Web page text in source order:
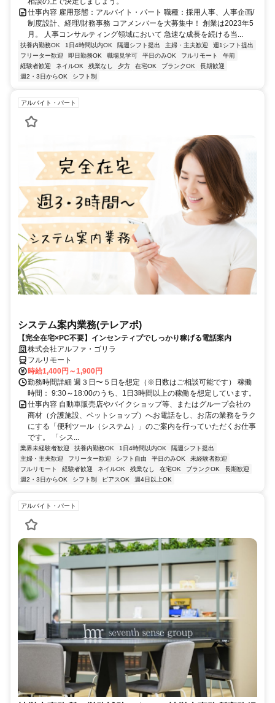
仕事内容 雇用形態：アルバイト・パート 職種：採用人事、人事企画/
制度設計、経理/財務事務 コアメンバーを大募集中！ 創業は2023年5
月。 人事コンサルティング領域において 急速な成長を続ける当...
扶養内勤務OK 1日4時間以内OK 隔週シフト提出 主婦・主夫歓迎
週1シフト提出
フリーター歓迎
即日勤務OK 職場見学可 平日のみOK フルリモート
午前
経験者歓迎
ネイルOK 残業なし 夕方 在宅OK ブランクOK
長期歓迎
週2・3日からOK
シフト制
アルバイト・パート
システム案内業務(テレアポ)
【完全在宅×PC不要】インセンティブでしっかり稼げる電話案内
株式会社アルファ・ゴリラ
フルリモート
時給1,400円～1,900円
勤務時間詳細 週３日〜５日を想定（※日数はご相談可能です） 稼働
時間： 9:30～18:00のうち、1日3時間以上の稼働を想定しています。
仕事内容 自動車販売店やバイクショップ等、またはグループ会社の
商材（介護施設、ペットショップ）へお電話をし、お店の業務をラク
にする「便利ツール（システム）」のご案内を行っていただくお仕事
です。 「シス...
業界未経験者歓迎 扶養内勤務OK 1日4時間以内OK
隔週シフト提出
主婦・主夫歓迎
フリーター歓迎 シフト自由 平日のみOK
未経験者歓迎
フルリモート
経験者歓迎 ネイルOK 残業なし 在宅OK ブランクOK
長期歓迎
週2・3日からOK
シフト制 ピアスOK 週4日以上OK
アルバイト・パート